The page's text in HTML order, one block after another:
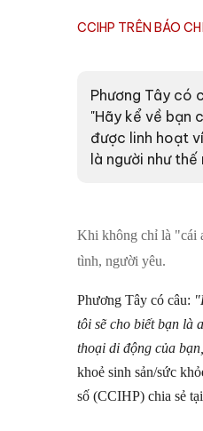
CCIHP TRÊN BÁO
Phương Tây có
"Hãy kể về bạn
được linh hoạt
là người như
Khi không chỉ là "cái
tình, người yêu.
Phương Tây có câu:
tôi sẽ cho biết bạn là
thoại di động của
khoẻ sinh sản/sức
số (CCIHP) chia sẻ